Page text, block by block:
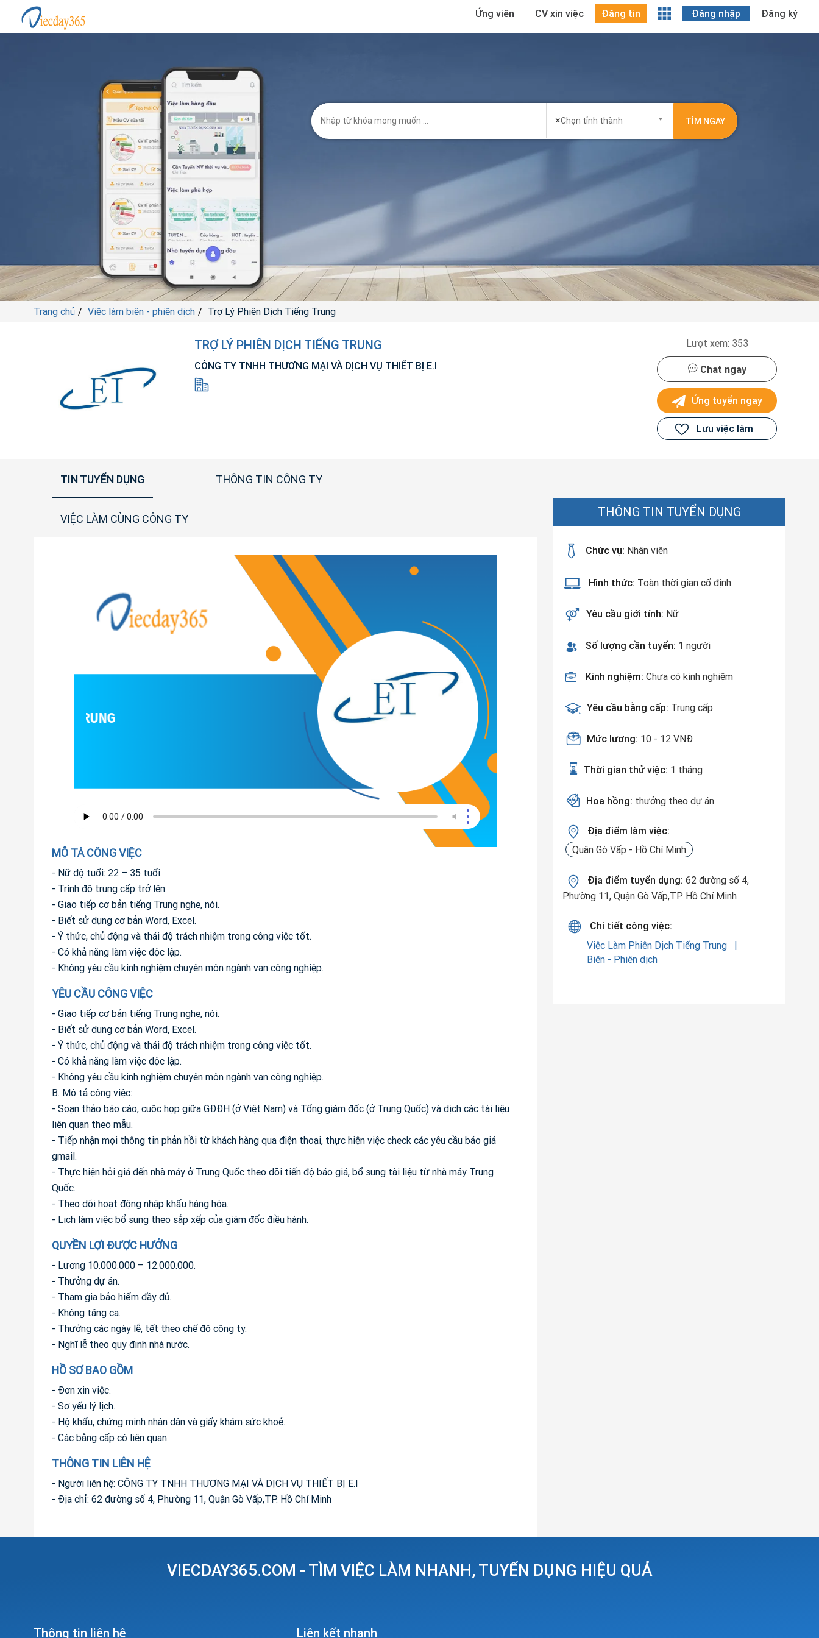
Ứng viên CV xin việc Đăng tin Đăng nhập Đăng ký
×Chọn tỉnh thành TÌM NGAY
Trang chủ Việc làm biên - phiên dịch Trợ Lý Phiên Dịch Tiếng Trung
TRỢ LÝ PHIÊN DỊCH TIẾNG TRUNG
CÔNG TY TNHH THƯƠNG MẠI VÀ DỊCH VỤ THIẾT BỊ E.I
Lượt xem: 353
Chat ngay
Ứng tuyển ngay
Lưu việc làm
TIN TUYỂN DỤNG THÔNG TIN CÔNG TY
VIỆC LÀM CÙNG CÔNG TY
TRỢ LÝ PHIÊN DỊCH TIẾNG TRUNG
MÔ TẢ CÔNG VIỆC
- Nữ độ tuổi: 22 – 35 tuổi.
- Trình độ trung cấp trở lên.
- Giao tiếp cơ bản tiếng Trung nghe, nói.
- Biết sử dụng cơ bản Word, Excel.
- Ý thức, chủ động và thái độ trách nhiệm trong công việc tốt.
- Có khả năng làm việc độc lập.
- Không yêu cầu kinh nghiệm chuyên môn ngành van công nghiệp.
YÊU CẦU CÔNG VIỆC
- Giao tiếp cơ bản tiếng Trung nghe, nói.
- Biết sử dụng cơ bản Word, Excel.
- Ý thức, chủ động và thái độ trách nhiệm trong công việc tốt.
- Có khả năng làm việc độc lập.
- Không yêu cầu kinh nghiệm chuyên môn ngành van công nghiệp.
B. Mô tả công việc:
- Soạn thảo báo cáo, cuộc họp giữa GĐĐH (ở Việt Nam) và Tổng giám đốc (ở Trung Quốc) và dịch các tài liệu
liên quan theo mẫu.
- Tiếp nhận mọi thông tin phản hồi từ khách hàng qua điện thoại, thực hiện việc check các yêu cầu báo giá
gmail.
- Thực hiện hỏi giá đến nhà máy ở Trung Quốc theo dõi tiến độ báo giá, bổ sung tài liệu từ nhà máy Trung
Quốc.
- Theo dõi hoạt động nhập khẩu hàng hóa.
- Lịch làm việc bổ sung theo sắp xếp của giám đốc điều hành.
QUYỀN LỢI ĐƯỢC HƯỞNG
- Lương 10.000.000 – 12.000.000.
- Thưởng dự án.
- Tham gia bảo hiểm đầy đủ.
- Không tăng ca.
- Thưởng các ngày lễ, tết theo chế độ công ty.
- Nghĩ lễ theo quy định nhà nước.
HỒ SƠ BAO GỒM
- Đơn xin việc.
- Sơ yếu lý lịch.
- Hộ khẩu, chứng minh nhân dân và giấy khám sức khoẻ.
- Các bằng cấp có liên quan.
THÔNG TIN LIÊN HỆ
- Người liên hệ: CÔNG TY TNHH THƯƠNG MẠI VÀ DỊCH VỤ THIẾT BỊ E.I
- Địa chỉ: 62 đường số 4, Phường 11, Quận Gò Vấp,TP. Hồ Chí Minh
THÔNG TIN TUYỂN DỤNG
Chức vụ: Nhân viên
Hình thức: Toàn thời gian cố định
Yêu cầu giới tính: Nữ
Số lượng cần tuyển: 1 người
Kinh nghiệm: Chưa có kinh nghiệm
Yêu cầu bằng cấp: Trung cấp
Mức lương: 10 - 12 VNĐ
Thời gian thử việc: 1 tháng
Hoa hồng: thưởng theo dự án
Địa điểm làm việc:
Quận Gò Vấp - Hồ Chí Minh
Địa điểm tuyển dụng: 62 đường số 4,
Phường 11, Quận Gò Vấp,TP. Hồ Chí Minh
Chi tiết công việc:
Việc Làm Phiên Dịch Tiếng Trung
Biên - Phiên dịch
VIECDAY365.COM - TÌM VIỆC LÀM NHANH, TUYỂN DỤNG HIỆU QUẢ
Thông tin liên hệ Liên kết nhanh